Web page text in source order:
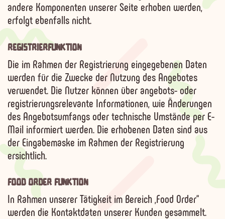
andere Komponenten unserer Seite erhoben werden,
erfolgt ebenfalls nicht.
REGISTRIERFUNKTION
Die im Rahmen der Registrierung eingegebenen Daten
werden für die Zwecke der Nutzung des Angebotes
verwendet. Die Nutzer können über angebots- oder
registrierungsrelevante Informationen, wie Änderungen
des Angebotsumfangs oder technische Umstände per E-
Mail informiert werden. Die erhobenen Daten sind aus
der Eingabemaske im Rahmen der Registrierung
ersichtlich.
FOOD ORDER FUNKTION
In Rahmen unserer Tätigkeit im Bereich „Food Order“
werden die Kontaktdaten unserer Kunden gesammelt.